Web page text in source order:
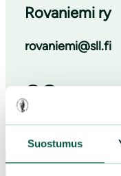
Suostumus
Rovaniemi ry
rovaniemi@sll.fi
Facebook Instagram